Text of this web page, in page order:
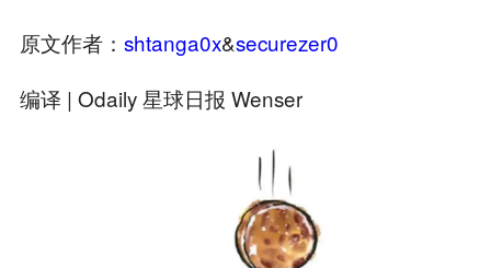
原文作者： shtanga0x&securezer0
编译 | Odaily 星球日报 Wenser